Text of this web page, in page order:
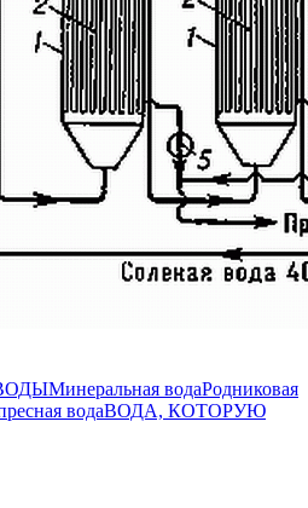
Минеральная водаРодниковая
водаВОДА, КОТОРУЮ